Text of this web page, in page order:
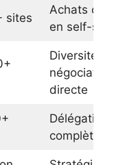
sites
Achats
en self-
Diversité et
négociation
directe
Délégation
complète